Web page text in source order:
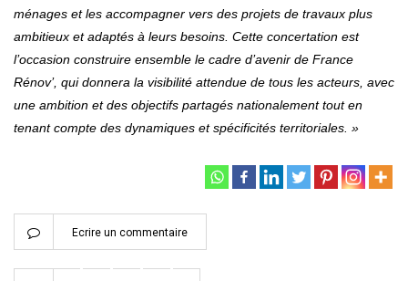
ménages et les accompagner vers des projets de travaux plus
ambitieux et adaptés à leurs besoins. Cette concertation est
l’occasion construire ensemble le cadre d’avenir de France
Rénov’, qui donnera la visibilité attendue de tous les acteurs, avec
une ambition et des objectifs partagés nationalement tout en
tenant compte des dynamiques et spécificités territoriales. »
Ecrire un commentaire